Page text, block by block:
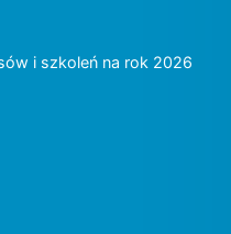
i szkoleń na rok 2026